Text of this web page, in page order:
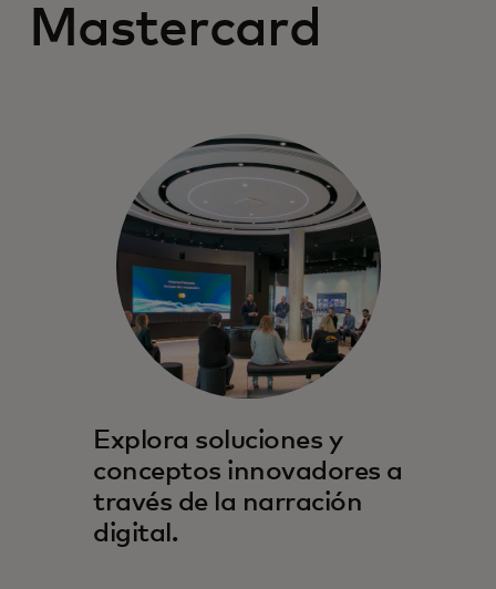
Mastercard
Explora soluciones y
conceptos innovadores a
través de la narración
digital.